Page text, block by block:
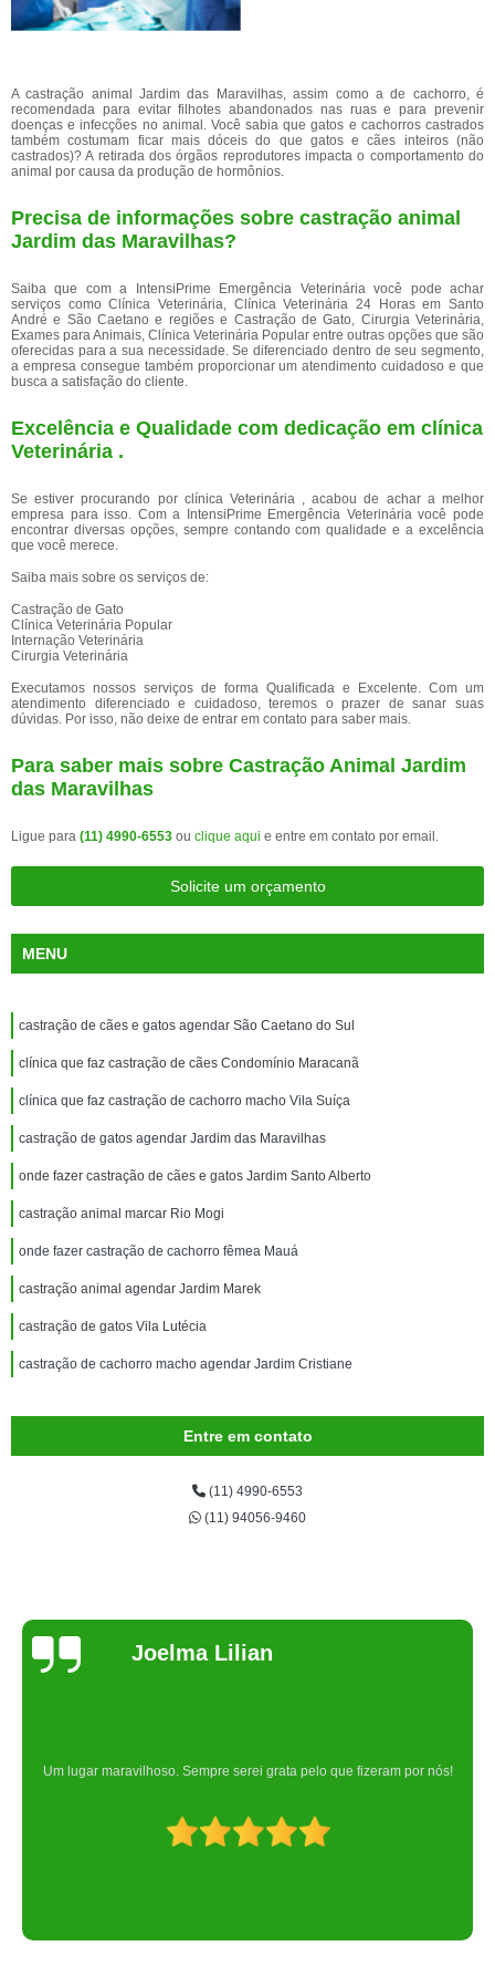
A castração animal Jardim das Maravilhas, assim como a de cachorro, é
recomendada para evitar filhotes abandonados nas ruas e para prevenir
doenças e infecções no animal. Você sabia que gatos e cachorros castrados
também costumam ficar mais dóceis do que gatos e cães inteiros (não
castrados)? A retirada dos órgãos reprodutores impacta o comportamento do
animal por causa da produção de hormônios.
Precisa de informações sobre castração animal
Jardim das Maravilhas?
Saiba que com a IntensiPrime Emergência Veterinária você pode achar
serviços como Clínica Veterinária, Clínica Veterinária 24 Horas em Santo
André e São Caetano e regiões e Castração de Gato, Cirurgia Veterinária,
Exames para Animais, Clínica Veterinária Popular entre outras opções que são
oferecidas para a sua necessidade. Se diferenciado dentro de seu segmento,
a empresa consegue também proporcionar um atendimento cuidadoso e que
busca a satisfação do cliente.
Excelência e Qualidade com dedicação em clínica
Veterinária .
Se estiver procurando por clínica Veterinária , acabou de achar a melhor
empresa para isso. Com a IntensiPrime Emergência Veterinária você pode
encontrar diversas opções, sempre contando com qualidade e a excelência
que você merece.
Saiba mais sobre os serviços de:
Castração de Gato
Clínica Veterinária Popular
Internação Veterinária
Cirurgia Veterinária
Executamos nossos serviços de forma Qualificada e Excelente. Com um
atendimento diferenciado e cuidadoso, teremos o prazer de sanar suas
dúvidas. Por isso, não deixe de entrar em contato para saber mais.
Para saber mais sobre Castração Animal Jardim
das Maravilhas
Ligue para (11) 4990-6553 ou clique aqui e entre em contato por email.
Solicite um orçamento
MENU
castração de cães e gatos agendar São Caetano do Sul
clínica que faz castração de cães Condomínio Maracanã
clínica que faz castração de cachorro macho Vila Suíça
castração de gatos agendar Jardim das Maravilhas
onde fazer castração de cães e gatos Jardim Santo Alberto
castração animal marcar Rio Mogi
onde fazer castração de cachorro fêmea Mauá
castração animal agendar Jardim Marek
castração de gatos Vila Lutécia
castração de cachorro macho agendar Jardim Cristiane
Entre em contato
(11) 4990-6553
(11) 94056-9460
Joelma Lilian
Um lugar maravilhoso. Sempre serei grata pelo que fizeram por nós!